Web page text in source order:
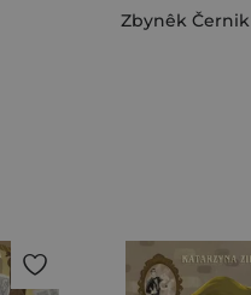
Zbynêk Černik